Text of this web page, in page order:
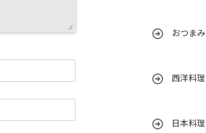
おつまみ
西洋料理
日本料理